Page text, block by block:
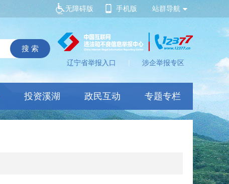
站群导航
无障碍版 手机版
辽宁省举报入口 | 涉企举报专区
投资溪湖 政民互动 专题专栏